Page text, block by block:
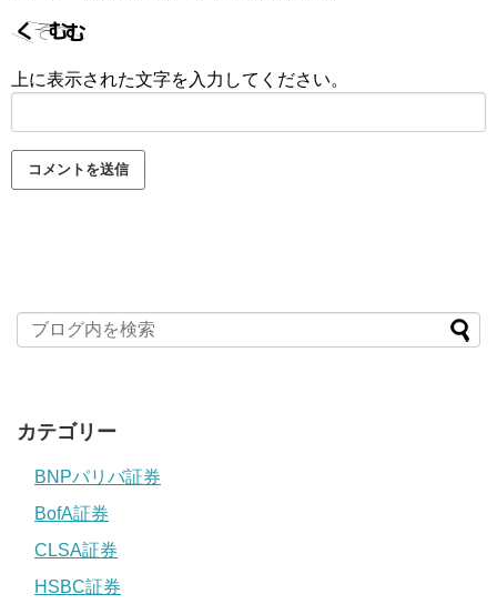
上に表示された文字を入力してください。
カテゴリー
BNPパリバ証券
BofA証券
CLSA証券
HSBC証券